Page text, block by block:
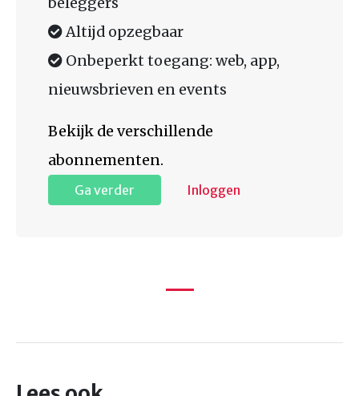
Altijd opzegbaar
Onbeperkt toegang: web, app,
nieuwsbrieven en events
Bekijk de verschillende
abonnementen.
Ga verder Inloggen